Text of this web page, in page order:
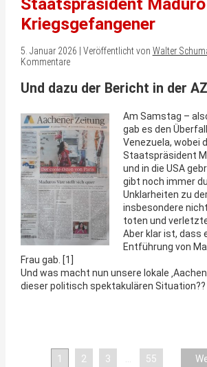
Staatspräsident
Kriegsgefangener
5. Januar 2026 | Veröffentlicht von Walter
Kommentare
Und dazu der Bericht in der AZ
Am Samstag –
gab es den
Venezuela, wobei
Staatspräsident
und in die USA
gibt noch immer
Unklarheiten zu
insbesondere
toten und
Aber klar ist, dass
Entführung von
Frau gab. [1]
Und was macht nun unsere lokale
dieser politisch spektakulären Situation??
1 2 3 55